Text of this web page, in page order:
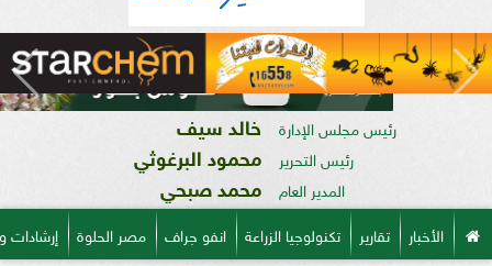
رئيس مجلس الإدارة خالد سيف
رئيس التحرير محمود البرغوثي
المدير العام محمد صبحي
الأخبار تقارير تكنولوجيا الزراعة انفو جراف مصر الحلوة